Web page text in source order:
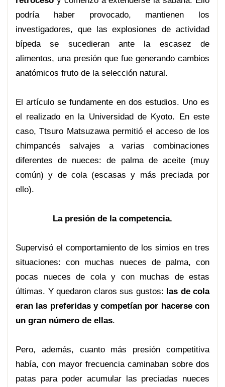
podría haber provocado, mantienen los
investigadores, que las explosiones de actividad
bípeda se sucedieran ante la escasez de
alimentos, una presión que fue generando cambios
anatómicos fruto de la selección natural.
El artículo se fundamente en dos estudios. Uno es
el realizado en la Universidad de Kyoto. En este
caso, Ttsuro Matsuzawa permitió el acceso de los
chimpancés salvajes a varias combinaciones
diferentes de nueces: de palma de aceite (muy
común) y de cola (escasas y más preciada por
ello).
La presión de la competencia.
Supervisó el comportamiento de los simios en tres
situaciones: con muchas nueces de palma, con
pocas nueces de cola y con muchas de estas
últimas. Y quedaron claros sus gustos: las de cola
eran las preferidas y competían por hacerse con
un gran número de ellas.
Pero, además, cuanto más presión competitiva
había, con mayor frecuencia caminaban sobre dos
patas para poder acumular las preciadas nueces